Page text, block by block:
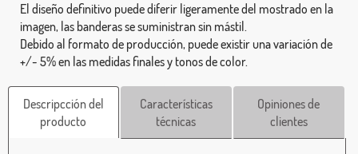
El diseño definitivo puede diferir ligeramente del mostrado en la
imagen, las banderas se suministran sin mástil.
Debido al formato de producción, puede existir una variación de
+/- 5% en las medidas finales y tonos de color.
Descripcción del
producto
Características
técnicas
Opiniones de
clientes